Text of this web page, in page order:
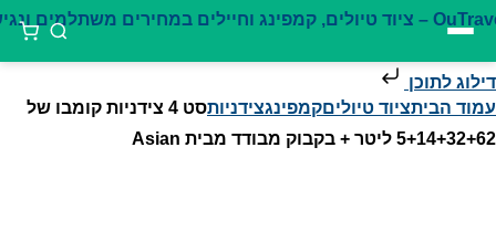
דילוג לתוכן
עמוד הביתציוד טיוליםקמפינגצידניות
סט 4 צידניות קומבו של
5+14+32+62 ליטר + בקבוק מבודד מבית Asian